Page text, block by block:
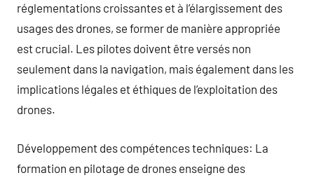
réglementations croissantes et à l’élargissement des
usages des drones, se former de manière appropriée
est crucial. Les pilotes doivent être versés non
seulement dans la navigation, mais également dans les
implications légales et éthiques de l’exploitation des
drones.
Développement des compétences techniques: La
formation en pilotage de drones enseigne des